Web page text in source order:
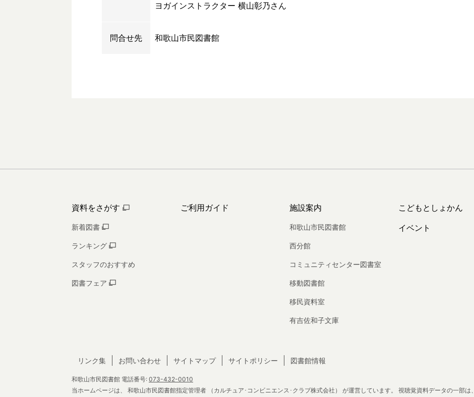
ヨガインストラクター 横山彰乃さん
問合せ先 和歌山市民図書館
資料をさがす
新着図書
ランキング
スタッフのおすすめ
図書フェア
ご利用ガイド 施設案内
和歌山市民図書館
西分館
コミュニティセンター図書室
移動図書館
移民資料室
有吉佐和子文庫
こどもとしょかん
イベント
和歌山市民図書館 電話番号: 073-432-0010
当ホームページは、
和歌山市民図書館指定管理者 （カルチュア･コンビニエンス･クラブ株式会社） が運営しています。 視聴覚資料データの一部は、
リンク集 お問い合わせ サイトマップ サイトポリシー 図書館情報